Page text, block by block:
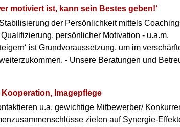
motiviert ist, kann sein Bestes geben!‘
der Persönlichkeit mittels
persönlicher Motivation - u.a.m.
ist Grundvoraussetzung, um im
- Unsere Beratungen und
Imagepflege
u.a. gewichtige Mitbewerber/
zielen auf Synergie-